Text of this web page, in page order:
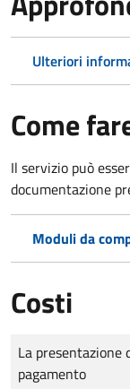
Ulteriori
Come
Il servizio può
documentazione
Moduli da
Costi
Tipo di pagamento
Importo
La presentazione
pagamento